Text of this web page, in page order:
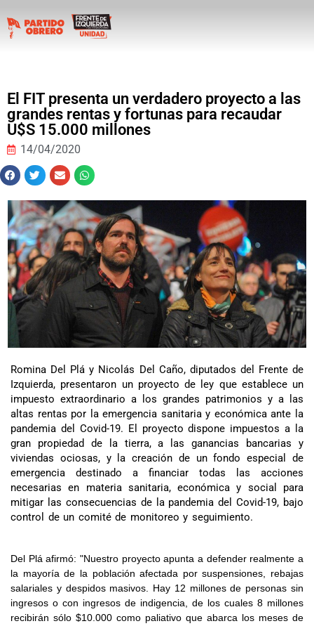
El FIT presenta un verdadero proyecto a las
grandes rentas y fortunas para recaudar
U$S 15.000 millones
14/04/2020
Romina Del Plá y Nicolás Del Caño, diputados del Frente de
Izquierda, presentaron un proyecto de ley que establece un
impuesto extraordinario a los grandes patrimonios y a las
altas rentas por la emergencia sanitaria y económica ante la
pandemia del Covid-19. El proyecto dispone impuestos a la
gran propiedad de la tierra, a las ganancias bancarias y
viviendas ociosas, y la creación de un fondo especial de
emergencia destinado a financiar todas las acciones
necesarias en materia sanitaria, económica y social para
mitigar las consecuencias de la pandemia del Covid-19, bajo
control de un comité de monitoreo y seguimiento.
Del Plá afirmó: "Nuestro proyecto apunta a defender realmente a
la mayoría de la población afectada por suspensiones, rebajas
salariales y despidos masivos. Hay 12 millones de personas sin
ingresos o con ingresos de indigencia, de los cuales 8 millones
recibirán sólo $10.000 como paliativo que abarca los meses de